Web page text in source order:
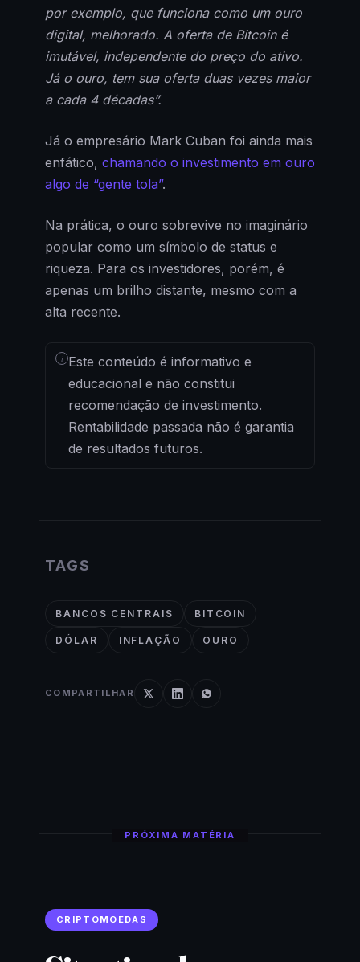
por exemplo, que funciona como um ouro
digital, melhorado. A oferta de Bitcoin é
imutável, independente do preço do ativo.
Já o ouro, tem sua oferta duas vezes maior
a cada 4 décadas”.
Já o empresário Mark Cuban foi ainda mais
enfático, chamando o investimento em ouro
algo de “gente tola”.
Na prática, o ouro sobrevive no imaginário
popular como um símbolo de status e
riqueza. Para os investidores, porém, é
apenas um brilho distante, mesmo com a
alta recente.
i Este conteúdo é informativo e
educacional e não constitui
recomendação de investimento.
Rentabilidade passada não é garantia
de resultados futuros.
TAGS
BANCOS CENTRAIS BITCOIN
DÓLAR INFLAÇÃO OURO
COMPARTILHAR
PRÓXIMA MATÉRIA
CRIPTOMOEDAS